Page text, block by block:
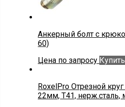
Анкерный болт с
60)
Цена по запросу Купить
RoxelPro Отрезной
22мм, Т41, нерж.сталь,